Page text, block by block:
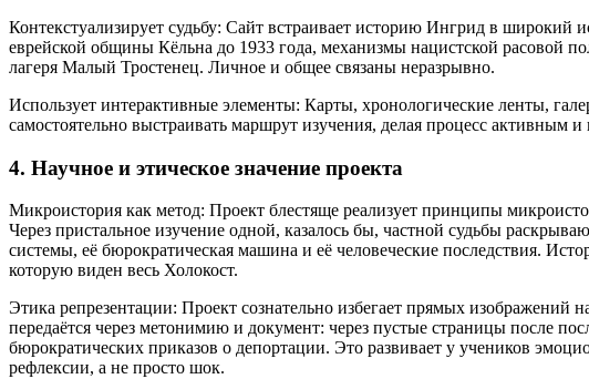
Контекстуализирует судьбу: Сайт встраивает историю Ингрид в широкий
еврейской общины Кёльна до 1933 года, механизмы нацистской расовой
лагеря Малый Тростенец. Личное и общее связаны неразрывно.
Использует интерактивные элементы: Карты, хронологические ленты,
самостоятельно выстраивать маршрут изучения, делая процесс активным и
4. Научное и этическое значение проекта
Микроистория как метод: Проект блестяще реализует принципы
Через пристальное изучение одной, казалось бы, частной судьбы
системы, её бюрократическая машина и её человеческие последствия.
которую виден весь Холокост.
Этика репрезентации: Проект сознательно избегает прямых изображений
передаётся через метонимию и документ: через пустые страницы после
бюрократических приказов о депортации. Это развивает у учеников
рефлексии, а не просто шок.